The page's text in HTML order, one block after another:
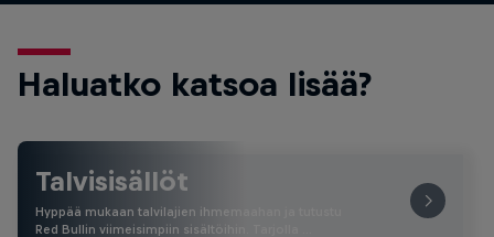
Haluatko katsoa lisää?
Talvisisällöt
Hyppää mukaan talvilajien ihmemaahan ja tutustu
Red Bullin viimeisimpiin sisältöihin. Tarjolla …